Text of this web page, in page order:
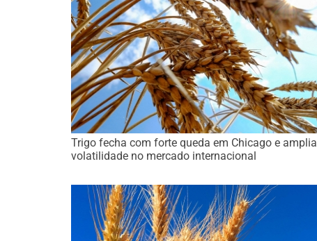
Trigo fecha com forte queda em Chicago e amplia
volatilidade no mercado internacional